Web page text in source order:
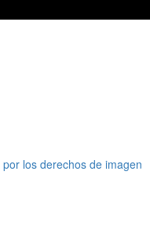
los derechos de imagen